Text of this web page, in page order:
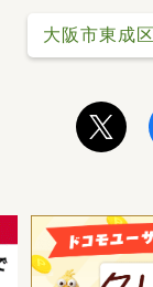
大阪市東成